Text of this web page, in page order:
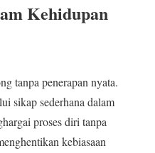
Kehidupan
tanpa penerapan nyata.
sikap sederhana dalam
proses diri tanpa
kebiasaan